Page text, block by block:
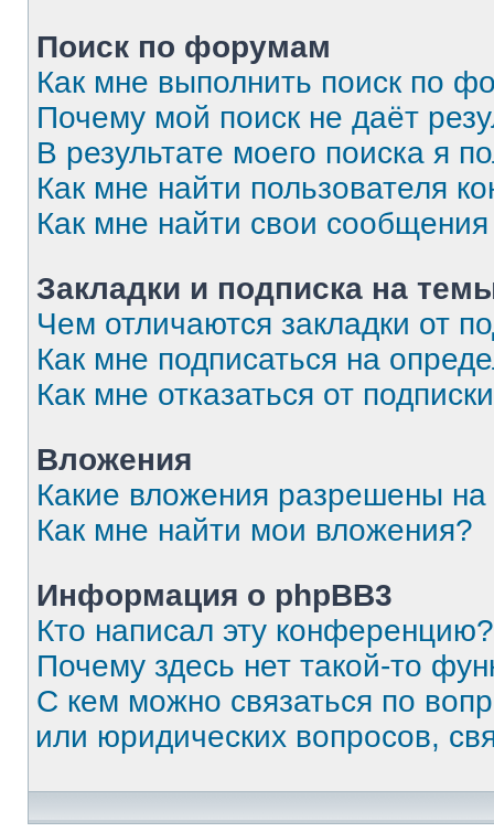
Поиск по форумам
Как мне выполнить поиск по
Почему мой поиск не даёт
В результате моего поиска я
Как мне найти пользователя
Как мне найти свои
Закладки и подписка на
Чем отличаются закладки от
Как мне подписаться на
Как мне отказаться от
Вложения
Какие вложения разрешены
Как мне найти мои вложения?
Информация о phpBB3
Кто написал эту конференцию?
Почему здесь нет такой-то
С кем можно связаться по
или юридических вопросов,